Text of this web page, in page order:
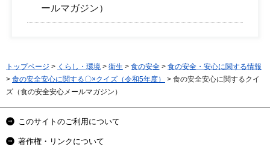
ールマガジン）
トップページ > くらし・環境 > 衛生 > 食の安全 > 食の安全・安心に関する情報
> 食の安全安心に関する〇×クイズ（令和5年度）
> 食の安全安心に関するクイ
ズ（食の安全安心メールマガジン）
このサイトのご利用について
著作権・リンクについて